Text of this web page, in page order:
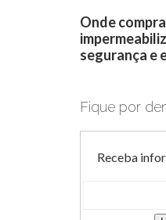
Onde
segurança e
Fique por
Receba